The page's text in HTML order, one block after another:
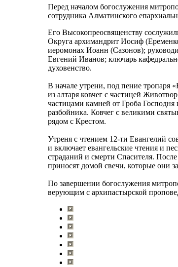
Перед началом богослужения
сотрудника Алматинского
Его Высокопреосвященству
Округа архимандрит Иосиф
иеромонах Иоанн (Сазонов);
Евгений Иванов; ключарь
духовенство.
В начале утрени, под пение тропаря
из алтаря ковчег с частицей
частицами камней от Гроба
разбойника. Ковчег с великими
рядом с Крестом.
Утреня с чтением 12-ти Евангелий
и включает евангельские чтения и
страданий и смерти Спасителя.
приносят домой свечи, которые они
По завершении богослужения
верующим с архипастырской